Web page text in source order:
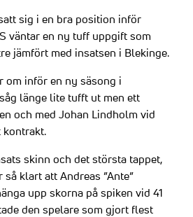
sig i en bra position inför
väntar en ny tuff uppgift som
jämfört med insatsen i Blekinge.
om inför en ny säsong i
länge lite tufft ut men ett
och med Johan Lindholm vid
skinn och det största tappet,
klart att Andreas ”Ante”
upp skorna på spiken vid 41
den spelare som gjort flest